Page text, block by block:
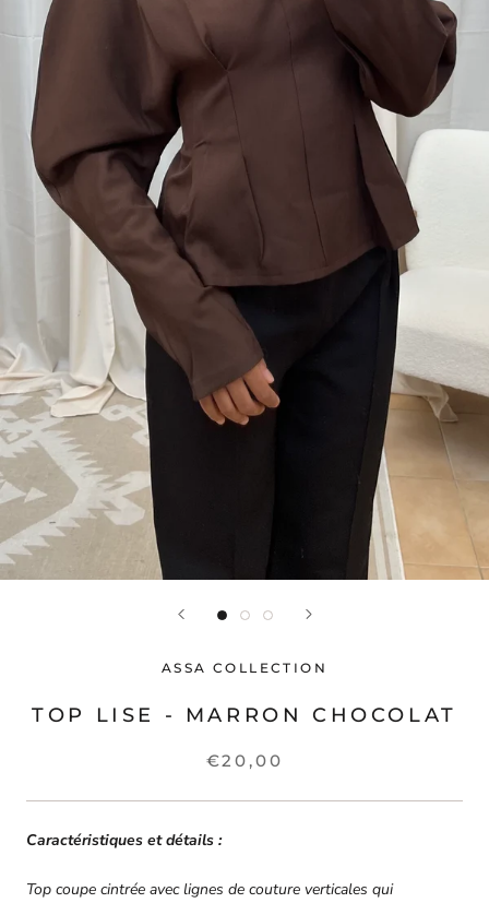
ASSA COLLECTION
TOP LISE - MARRON CHOCOLAT
€20,00
Caractéristiques et détails :
Top coupe cintrée avec lignes de couture verticales qui